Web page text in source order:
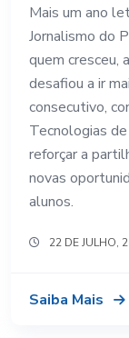
Mais um ano
Jornalismo do
quem cresceu,
desafiou a ir
consecutivo,
Tecnologias de
reforçar a
novas
alunos.
22 DE JULHO,
Saiba Mais